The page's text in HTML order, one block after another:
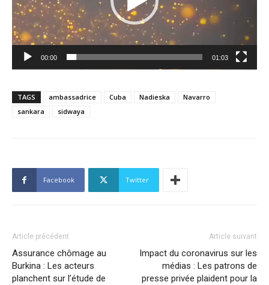
00:00 01:03
TAGS ambassadrice Cuba Nadieska
Navarro
sankara
sidwaya
Facebook Twitter
Article précédent
Assurance chômage au
Burkina : Les acteurs
planchent sur l’étude de
Article suivant
Impact du coronavirus sur les
médias : Les patrons de
presse privée plaident pour la